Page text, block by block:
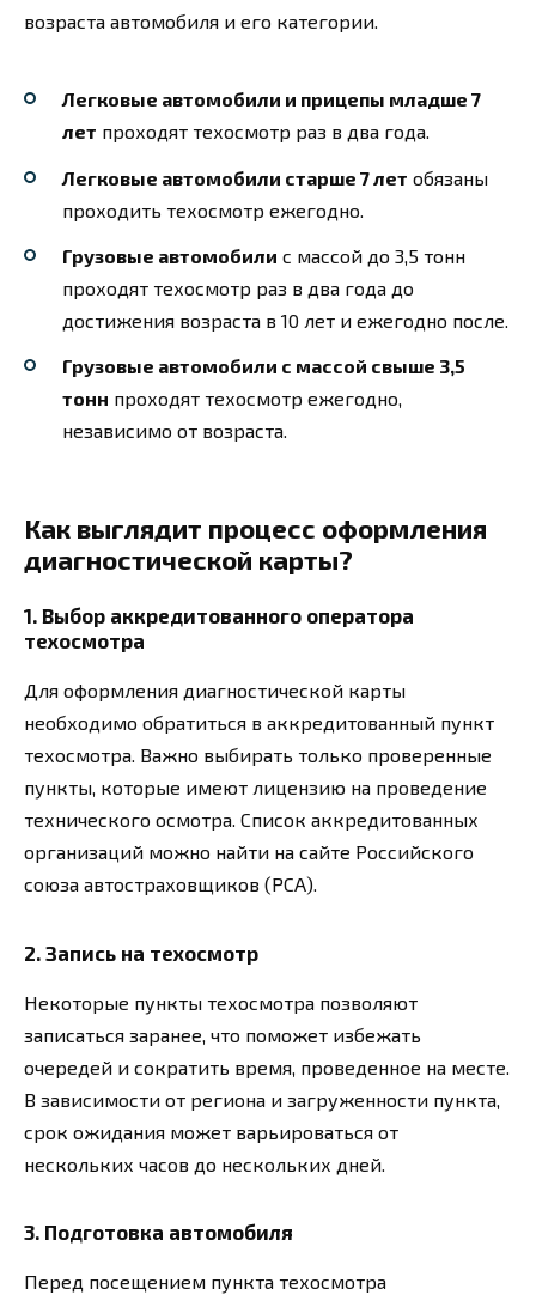
возраста автомобиля и его категории.
Легковые автомобили и прицепы младше 7
лет проходят техосмотр раз в два года.
Легковые автомобили старше 7 лет обязаны
проходить техосмотр ежегодно.
Грузовые автомобили с массой до 3,5 тонн
проходят техосмотр раз в два года до
достижения возраста в 10 лет и ежегодно после.
Грузовые автомобили с массой свыше 3,5
тонн проходят техосмотр ежегодно,
независимо от возраста.
Как выглядит процесс оформления
диагностической карты?
1. Выбор аккредитованного оператора
техосмотра
Для оформления диагностической карты
необходимо обратиться в аккредитованный пункт
техосмотра. Важно выбирать только проверенные
пункты, которые имеют лицензию на проведение
технического осмотра. Список аккредитованных
организаций можно найти на сайте Российского
союза автостраховщиков (РСА).
2. Запись на техосмотр
Некоторые пункты техосмотра позволяют
записаться заранее, что поможет избежать
очередей и сократить время, проведенное на месте.
В зависимости от региона и загруженности пункта,
срок ожидания может варьироваться от
нескольких часов до нескольких дней.
3. Подготовка автомобиля
Перед посещением пункта техосмотра